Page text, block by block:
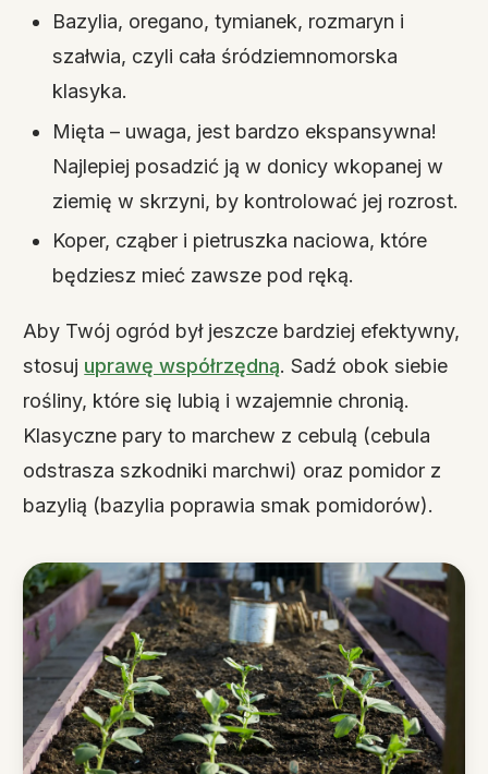
Bazylia, oregano, tymianek, rozmaryn i
szałwia, czyli cała śródziemnomorska
klasyka.
Mięta – uwaga, jest bardzo ekspansywna!
Najlepiej posadzić ją w donicy wkopanej w
ziemię w skrzyni, by kontrolować jej rozrost.
Koper, cząber i pietruszka naciowa, które
będziesz mieć zawsze pod ręką.
Aby Twój ogród był jeszcze bardziej efektywny,
stosuj uprawę współrzędną. Sadź obok siebie
rośliny, które się lubią i wzajemnie chronią.
Klasyczne pary to marchew z cebulą (cebula
odstrasza szkodniki marchwi) oraz pomidor z
bazylią (bazylia poprawia smak pomidorów).